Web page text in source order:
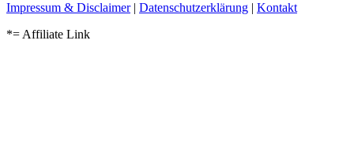
Impressum & Disclaimer| Datenschutzerklärung | Kontakt
*= Affiliate Link